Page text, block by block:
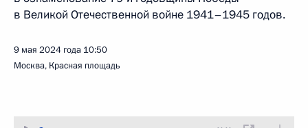
в Великой Отечественной войне 1941–1945 годов.
9 мая 2024 года 10:50
Москва, Красная площадь